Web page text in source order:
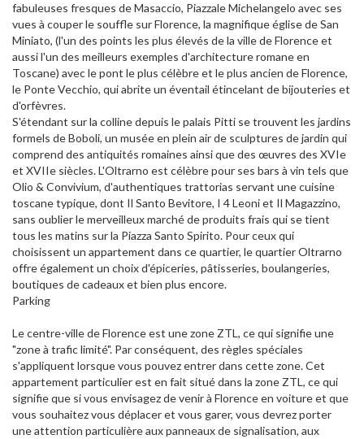
fabuleuses fresques de Masaccio, Piazzale Michelangelo avec ses
vues à couper le souffle sur Florence, la magnifique église de San
Miniato, (l'un des points les plus élevés de la ville de Florence et
aussi l'un des meilleurs exemples d'architecture romane en
Toscane) avec le pont le plus célèbre et le plus ancien de Florence,
le Ponte Vecchio, qui abrite un éventail étincelant de bijouteries et
d'orfèvres.
S'étendant sur la colline depuis le palais Pitti se trouvent les jardins
formels de Boboli, un musée en plein air de sculptures de jardin qui
comprend des antiquités romaines ainsi que des œuvres des XVIe
et XVIIe siècles. L'Oltrarno est célèbre pour ses bars à vin tels que
Olio & Convivium, d'authentiques trattorias servant une cuisine
toscane typique, dont Il Santo Bevitore, I 4 Leoni et Il Magazzino,
sans oublier le merveilleux marché de produits frais qui se tient
tous les matins sur la Piazza Santo Spirito. Pour ceux qui
choisissent un appartement dans ce quartier, le quartier Oltrarno
offre également un choix d'épiceries, pâtisseries, boulangeries,
boutiques de cadeaux et bien plus encore.
Parking
Le centre-ville de Florence est une zone ZTL, ce qui signifie une
"zone à trafic limité". Par conséquent, des règles spéciales
s'appliquent lorsque vous pouvez entrer dans cette zone. Cet
appartement particulier est en fait situé dans la zone ZTL, ce qui
signifie que si vous envisagez de venir à Florence en voiture et que
vous souhaitez vous déplacer et vous garer, vous devrez porter
une attention particulière aux panneaux de signalisation, aux